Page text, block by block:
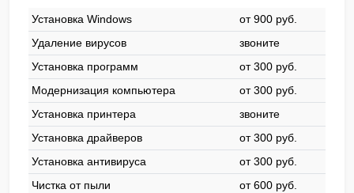
Установка Windows
от 900 pyб.
Удаление вирусов
звоните
Установка программ
от 300 pyб.
Модернизация компьютера
от 300 pyб.
Установка принтера
звоните
Установка драйверов
от 300 pyб.
Установка антивируса
от 300 pyб.
Чистка от пыли
от 600 pyб.